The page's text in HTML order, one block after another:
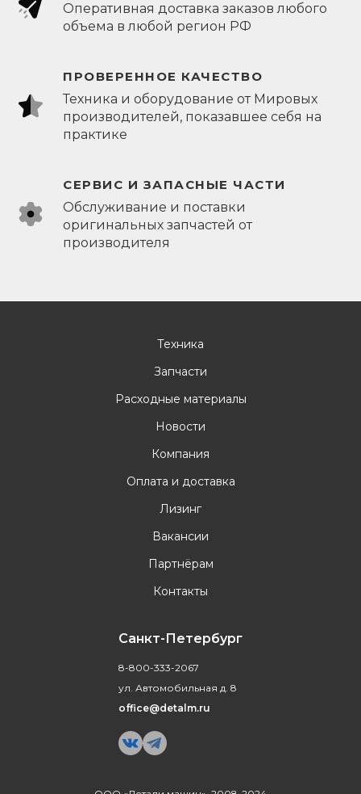
Оперативная доставка заказов любого
объема в любой регион РФ
ПРОВЕРЕННОЕ КАЧЕСТВО
Техника и оборудование от Мировых
производителей, показавшее себя на
практике
СЕРВИС И ЗАПАСНЫЕ ЧАСТИ
Обслуживание и поставки
оригинальных запчастей от
производителя
Техника
Запчасти
Расходные материалы
Новости
Компания
Оплата и доставка
Лизинг
Вакансии
Партнёрам
Контакты
Санкт-Петербург
8-800-333-2067
ул. Автомобильная д. 8
office@detalm.ru